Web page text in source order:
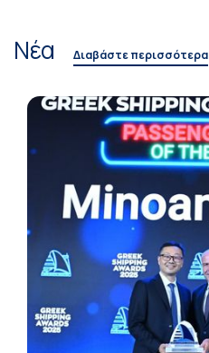
Νέα Διαβάστε περισσότερα